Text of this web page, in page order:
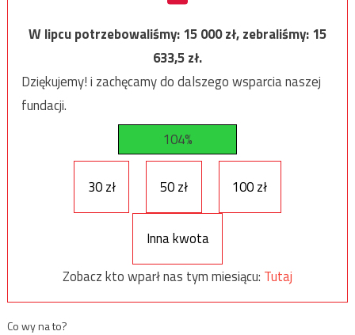
W lipcu potrzebowaliśmy:15 000zł, zebraliśmy:15
633,5zł.
Dziękujemy! i zachęcamy do dalszego wsparcia naszej
fundacji.
104%
30 zł 50 zł 100 zł
Inna kwota
Zobacz kto wparł nas tym miesiącu: Tutaj
Co wy na to?